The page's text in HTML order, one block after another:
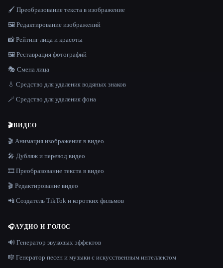
🖌️ Преобразование текста в изображение
🖼️ Редактирование изображений
📸 Рейтинг лица и красоты
🖼️ Реставрация фотографий
🎭 Смена лица
💧 Средство для удаления водяных знаков
🪄 Средство для удаления фона
🎬ВИДЕО
🎬 Анимация изображения в видео
🎤 Дубляж и перевод видео
🎞️ Преобразование текста в видео
🎬 Редактирование видео
📲 Создатель TikTok и коротких фильмов
🎧АУДИО И ГОЛОС
🔊 Генератор звуковых эффектов
🎼 Генератор песен и музыки с искусственным интеллектом